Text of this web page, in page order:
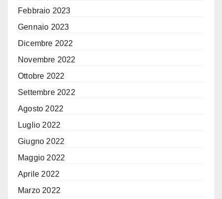
Febbraio 2023
Gennaio 2023
Dicembre 2022
Novembre 2022
Ottobre 2022
Settembre 2022
Agosto 2022
Luglio 2022
Giugno 2022
Maggio 2022
Aprile 2022
Marzo 2022